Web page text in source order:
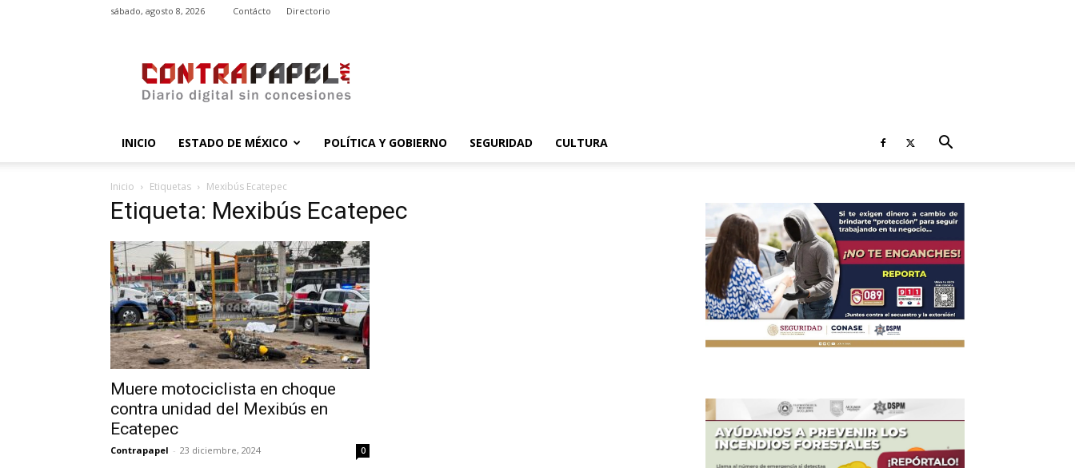
sábado, agosto 8, 2026 Contácto Directorio
INICIO ESTADO DE MÉXICO POLÍTICA Y GOBIERNO SEGURIDAD CULTURA
Inicio Etiquetas Mexibús Ecatepec
Etiqueta: Mexibús Ecatepec
Muere motociclista en choque
contra unidad del Mexibús en
Ecatepec
Contrapapel - 23 diciembre, 2024 0